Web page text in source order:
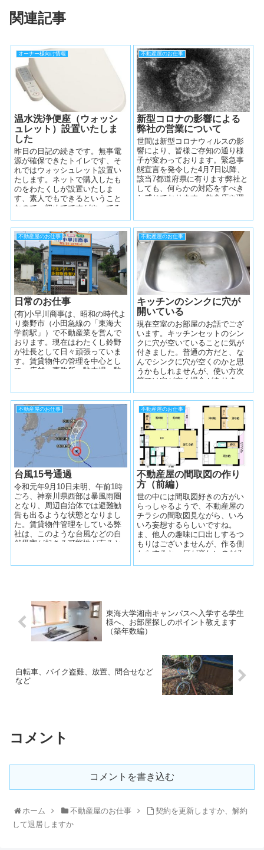
関連記事
オーナー様向け情報
温水洗浄便座（ウォッシ
ュレット）設置いたしま
した
昨日の日記の続きです。無事電
源が確保できたトイレです、そ
れではウォッシュレット設置い
たします。ネットで購入したも
のをわたくしが設置いたしま
す、素人でもできるということ
なので、初めてですがやってみ
工程お伝...
不動産屋のお仕事
新型コロナの影響による
弊社の営業について
世間は新型コロナウィルスの影
響により、皆様ご存知の通り様
子が変わっております。緊急事
態宣言を発令した4月7日以降、
該当7都道府県に有ります弊社と
しても、何らかの対応をすべき
と感じております。飲食店や理
不動産屋のお仕事
日常のお仕事
(有)小早川商事は、昭和の時代よ
り秦野市（小田急線の「東海大
学前駅」）で不動産業を営んで
おります。現在はわたくし鈴野
が社長として日々頑張っていま
す。賃貸物件の管理を中心とし
て、店舗、事務所、駐車場、駐
不動産屋のお仕事
キッチンのシンクに穴が
開いている
現在空室のお部屋のお話でござ
います。キッチンセットのシン
クに穴が空いていることに気が
付きました。普通の方だと、な
んでシンクに穴が空くのかと思
うかもしれませんが、使い方次
第では穴が空く場合がありま
しょうか・・・。...
不動産屋のお仕事
台風15号通過
令和元年9月10日未明、午前1時
ごろ、神奈川県西部は暴風雨圏
となり、周辺自治体では避難勧
告も出るような状態となりまし
た。賃貸物件管理をしている弊
社は、このような台風などの自
然災害が起きる可能性が有ると
不動産屋のお仕事
不動産屋の間取図の作り
方（前編）
世の中には間取図好きの方がい
らっしゃるようで、不動産屋の
チラシの間取図見ながら、いろ
いろ妄想するらしいですね。
ま、他人の趣味に口出しするつ
もりはございませんが、作る側
からすると、何が楽しいのだろ
東海大学湘南キャンパスへ入学する学生
様へ、お部屋探しのポイント教えます
（築年数編）
自転車、バイク盗難、放置、問合せなど
など
コメント
コメントを書き込む
ホーム 不動産屋のお仕事
契約を更新しますか、解約
して退居しますか